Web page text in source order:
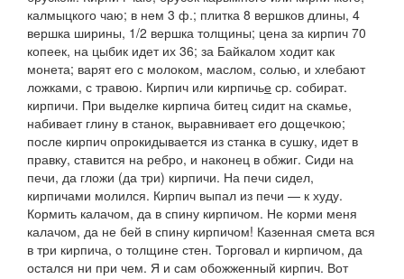
калмыцкого чаю; в нем 3 ф.; плитка 8 вершков длины, 4
вершка ширины, 1/2 вершка толщины; цена за кирпич 70
копеек, на цыбик идет их 36; за Байкалом ходит как
монета; варят его с молоком, маслом, солью, и хлебают
ложками, с травою. Кирпич или кирпичье ср. собират.
кирпичи. При выделке кирпича битец сидит на скамье,
набивает глину в станок, выравнивает его дощечкою;
после кирпич опрокидывается из станка в сушку, идет в
правку, ставится на ребро, и наконец в обжиг. Сиди на
печи, да гложи (да три) кирпичи. На печи сидел,
кирпичами молился. Кирпич выпал из печи — к худу.
Кормить калачом, да в спину кирпичом. Не корми меня
калачом, да не бей в спину кирпичом! Казенная смета вся
в три кирпича, о толщине стен. Торговал и кирпичом, да
остался ни при чем. Я и сам обожженный кирпич. Вот